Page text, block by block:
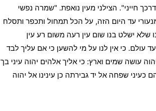
חייני". הצילני מעין נואפת. "שמרה נפשי
מנעורי עד היום הזה, על הכל תמחול ותכפר ותסלח
שלא ישלט בנו שום עין רעה משום רע עין
עולם. כי אין לנו על מי להשען כי אם עליך לבד
עושה שמים וארץ: כי אליך אלהים יהוה עיני בך
כעיני שפחה אל יד גבירתה כן עינינו אל יהוה